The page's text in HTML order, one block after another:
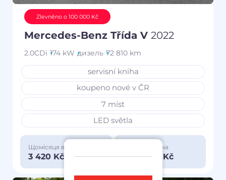
Zlevněno o 100 000 Kč
Mercedes-Benz Třída V 2022
2.0CDi 174 kW дизель 72 810 km
servisní kniha
koupeno nové v ČR
7 míst
LED světla
Щомісяця від
3 420 Kč
Особлива ціна
1 150 000 Kč